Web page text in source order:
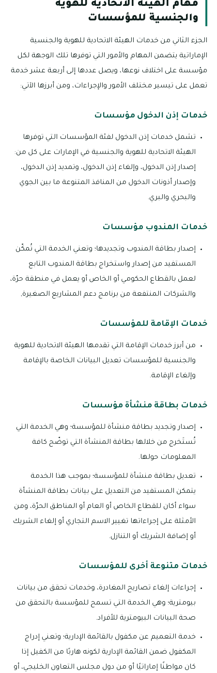
مهام الهيئة الاتحادية للهوية
والجنسية للمؤسسات
الجزء الثاني من خدمات الهيئة الاتحادية للهوية والجنسية
الإماراتية يتضمن المهام والأمور التي توفرها تلك الوجهة لكل
مؤسسة على اختلاف نوعها، ويصل عددها إلى أربعة عشر خدمة
تعمل على تيسير مختلف الأمور والإجراءات، ومن أبرزها الآتي:
خدمات إذن الدخول مؤسسات
تشمل خدمات إذن الدخول لفئة المؤسسات التي توفرها
الهيئة الاتحادية للهوية والجنسية في الإمارات على كل من:
إصدار إذن الدخول، وإلغاء إذن الدخول، وتمديد إذن الدخول،
وإصدار أذونات الدخول من المنافذ المتنوعة ما بين الجوي
والبحري والبري.
خدمات المندوب مؤسسات
إصدار بطاقة المندوب وتجديدها؛ وتعني الخدمة التي تُمكّن
المستفيد من إصدار واستخراج بطاقة المندوب التابع
لعمل بالقطاع الحكومي أو الخاص أو يعمل في منطقة حرّة،
والشركات المنتفعة من برنامج دعم المشاريع الصغيرة,
خدمات الإقامة للمؤسسات
من أبرز خدمات الإقامة التي تقدمها الهيئة الاتحادية للهوية
والجنسية للمؤسسات تعديل البيانات الخاصة بالإقامة
وإلغاء الإقامة.
خدمات بطاقة منشأة مؤسسات
إصدار وتجديد بطاقة منشأة للمؤسسة؛ وهي الخدمة التي
تُستَخرج من خلالها بطاقة المنشأة التي توضّح كافة
المعلومات حولها.
تعديل بطاقة منشأة للمؤسسة؛ بموجب هذا الخدمة
يتمكن المستفيد من التعديل على بيانات بطاقة المنشأة
سواء أكان للقطاع الخاص أو العام أو المناطق الحرّة، ومن
الأمثلة على إجراءاتها تغيير الاسم التجاري أو إلغاء الشريك
أو إضافة الشريك أو التنازل.
خدمات متنوعة أخرى للمؤسسات
إجراءات إلغاء تصاريح المغادرة، وخدمات تحقق من بيانات
بيومترية؛ وهي الخدمة التي تسمح للمؤسسة بالتحقق من
صحة البيانات البيومترية للأفراد.
خدمة التعميم عن مكفول بالقائمة الإدارية؛ وتعني إدراج
المكفول ضمن القائمة الإدارية لكونه هاربًا من الكفيل إذا
كان مواطنًا إماراتيًا أو من دول مجلس التعاون الخليجي، أو